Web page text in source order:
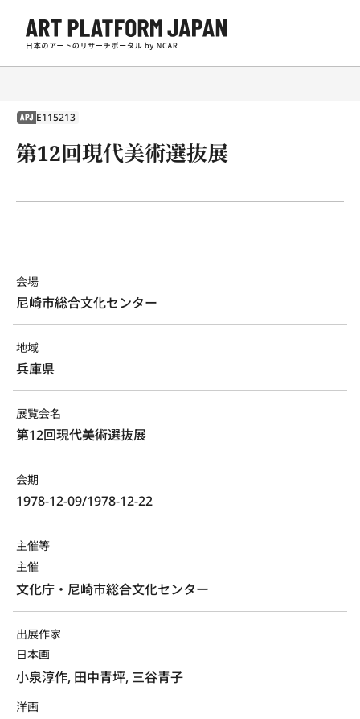
APJ E115213
第12回現代美術選抜展
会場
尼崎市総合文化センター
地域
兵庫県
展覧会名
第12回現代美術選抜展
会期
1978-12-09/1978-12-22
主催等
主催
文化庁・尼崎市総合文化センター
出展作家
日本画
小泉淳作, 田中青坪, 三谷青子
洋画